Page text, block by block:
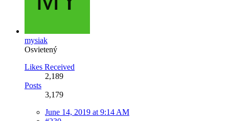
mysiak
Osvietený
Likes Received
2,189
Posts
3,179
June 14, 2019 at 9:14 AM